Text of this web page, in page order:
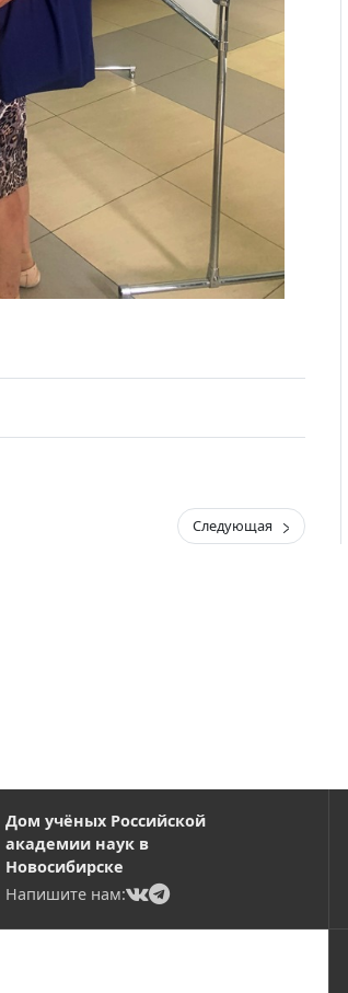
Следующая
Дом учёных Российской
академии наук в
Новосибирске
Напишите нам:
(current)
(current)